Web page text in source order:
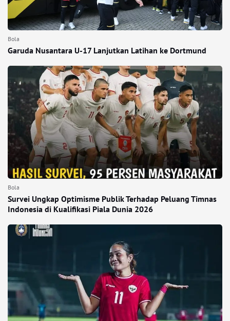
Bola
Garuda Nusantara U-17 Lanjutkan Latihan ke Dortmund
Bola
Survei Ungkap Optimisme Publik Terhadap Peluang Timnas
Indonesia di Kualifikasi Piala Dunia 2026